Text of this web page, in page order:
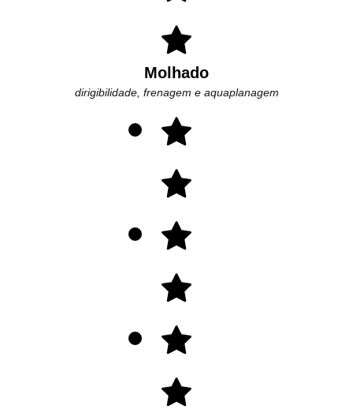
Molhado
dirigibilidade, frenagem e aquaplanagem